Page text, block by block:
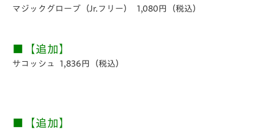
マジックグローブ（Jr.フリー） 1,080円（税込）
■【追加】
サコッシュ 1,836円（税込）
■【追加】